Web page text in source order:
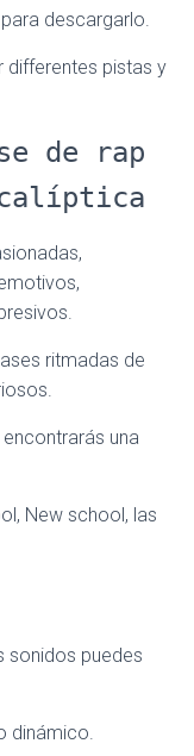
descargarlo.
differentes pistas y
de rap
ritmadas de
una
New school, las
sonidos puedes
dinámico.